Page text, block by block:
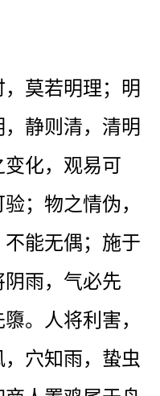
莫若明理；明
静则清，清明
化，观易可
；物之情伪，
能无偶；施于
雨，气必先
。人将利害，
穴知雨，蛰虫